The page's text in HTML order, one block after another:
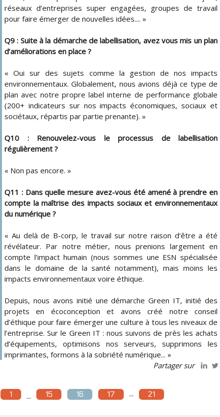
réseaux d’entreprises super engagées, groupes de travail
pour faire émerger de nouvelles idées.... »
Q9 : Suite à la démarche de labellisation, avez vous mis un plan
d’améliorations en place ?
« Oui sur des sujets comme la gestion de nos impacts
environnementaux. Globalement, nous avions déjà ce type de
plan avec notre propre label interne de performance globale
(200+ indicateurs sur nos impacts économiques, sociaux et
sociétaux, répartis par partie prenante). »
Q10 : Renouvelez-vous le processus de labellisation
régulièrement ?
« Non pas encore. »
Q11 : Dans quelle mesure avez-vous été amené à prendre en
compte la maîtrise des impacts sociaux et environnementaux
du numérique ?
« Au delà de B-corp, le travail sur notre raison d’être a été
révélateur. Par notre métier, nous prenions largement en
compte l’impact humain (nous sommes une ESN spécialisée
dans le domaine de la santé notamment), mais moins les
impacts environnementaux voire éthique.
Depuis, nous avons initié une démarche Green IT, initié des
projets en écoconception et avons créé notre conseil
d’éthique pour faire émerger une culture à tous les niveaux de
l’entreprise. Sur le Green IT : nous suivons de près les achats
d’équipements, optimisons nos serveurs, supprimons les
imprimantes, formons à la sobriété numérique... »
Partager sur
1 ... 15 16 17 ... 21